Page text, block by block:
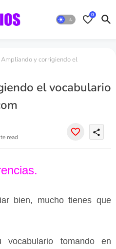
0
Ampliando y corrigiendo el
el vocabulario
read
share
bien, mucho tienes que
tomando en